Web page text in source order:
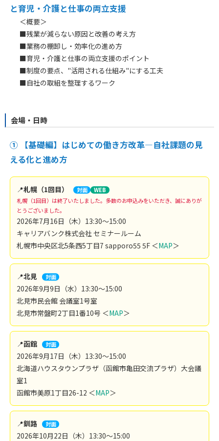
と育児・介護と仕事の両立支援
＜概要＞
■残業が減らない原因と改善の考え方
■業務の棚卸し・効率化の進め方
■育児・介護と仕事の両立支援のポイント
■制度の要点、"活用される仕組み"にする工夫
■自社の取組を整理するワーク
会場・日時
① 【基礎編】 はじめての働き方改革―自社課題の見
える化と進め方
📍札幌（1回目） 対面
WEB
札幌（1回目）は終了いたしました。多数のお申込みをいただき、誠にありが
とうございました。
2026年7月16日（木）13:30～15:00
キャリアバンク株式会社 セミナールーム
札幌市中央区北5条西5丁目7 sapporo55 5F ＜MAP＞
📍北見 対面
2026年9月9日（水）13:30～15:00
北見市民会館 会議室1号室
北見市常盤町2丁目1番10号 ＜MAP＞
📍函館 対面
2026年9月17日（木）13:30～15:00
北海道ハウスタウンプラザ（函館市亀田交流プラザ）大会議
室1
函館市美原1丁目26-12 ＜MAP＞
📍釧路 対面
2026年10月22日（木）13:30～15:00